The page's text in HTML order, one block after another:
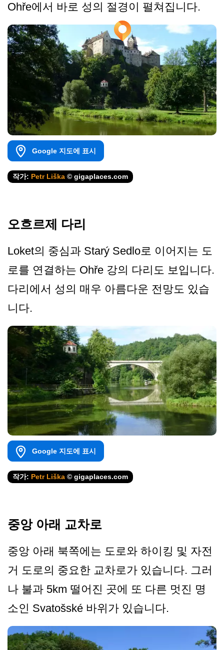
Ohře에서 바로 성의 절경이 펼쳐집니다.
Google 지도에 표시
작가: Petr Liška © gigaplaces.com
오흐르제 다리
Loket의 중심과 Starý Sedlo로 이어지는 도
로를 연결하는 Ohře 강의 다리도 보입니다.
다리에서 성의 매우 아름다운 전망도 있습
니다.
Google 지도에 표시
작가: Petr Liška © gigaplaces.com
중앙 아래 교차로
중앙 아래 북쪽에는 도로와 하이킹 및 자전
거 도로의 중요한 교차로가 있습니다. 그러
나 불과 5km 떨어진 곳에 또 다른 멋진 명
소인 Svatošské 바위가 있습니다.